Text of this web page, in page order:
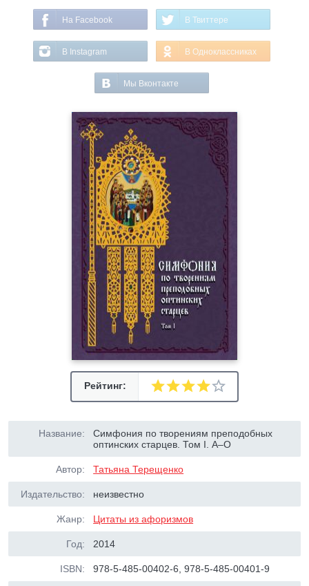
На Facebook В Твиттере
В Instagram В Одноклассниках
Мы Вконтакте
Рейтинг:
Название:
Симфония по творениям преподобных
оптинских старцев. Том I. А–О
Автор: Татьяна Терещенко
Издательство: неизвестно
Жанр: Цитаты из афоризмов
Год: 2014
ISBN: 978-5-485-00402-6, 978-5-485-00401-9